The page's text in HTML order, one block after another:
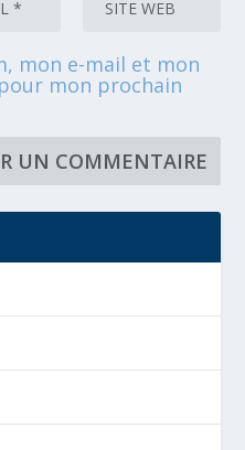
mon e-mail et mon
mon prochain